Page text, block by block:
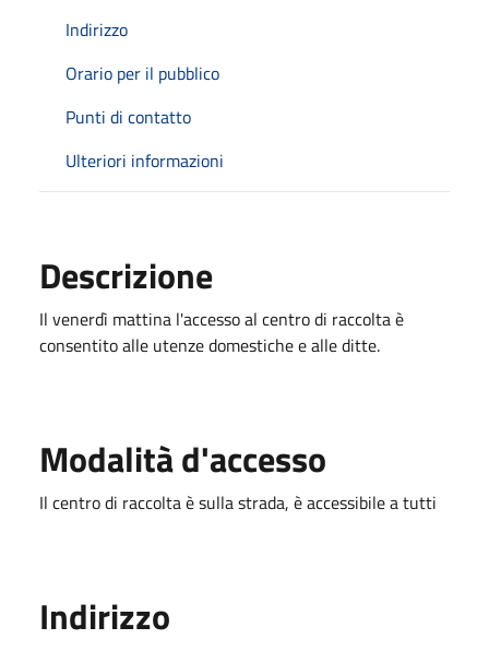
Indirizzo
Orario per il pubblico
Punti di contatto
Ulteriori informazioni
Descrizione
Il venerdì mattina l'accesso al centro di raccolta è
consentito alle utenze domestiche e alle ditte.
Modalità d'accesso
Il centro di raccolta è sulla strada, è accessibile a tutti
Indirizzo